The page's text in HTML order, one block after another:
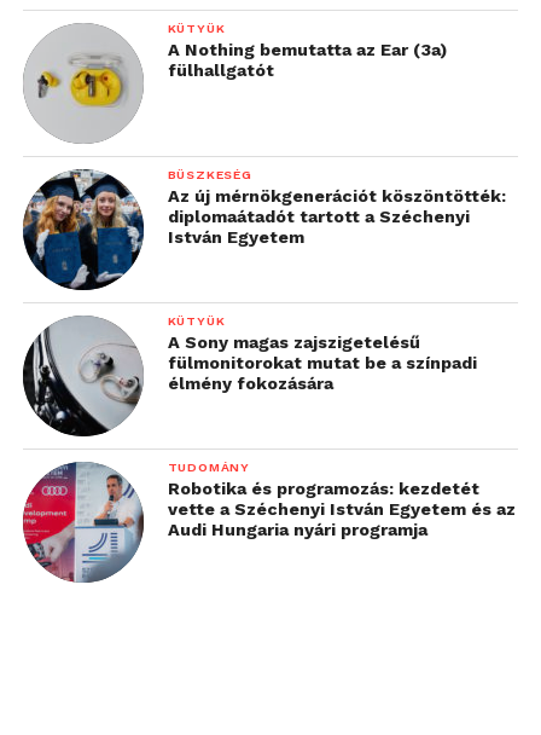
KÜTYÜK
A Nothing bemutatta az Ear (3a)
fülhallgatót
BÜSZKESÉG
Az új mérnökgenerációt köszöntötték:
diplomaátadót tartott a Széchenyi
István Egyetem
KÜTYÜK
A Sony magas zajszigetelésű
fülmonitorokat mutat be a színpadi
élmény fokozására
TUDOMÁNY
Robotika és programozás: kezdetét
vette a Széchenyi István Egyetem és az
Audi Hungaria nyári programja